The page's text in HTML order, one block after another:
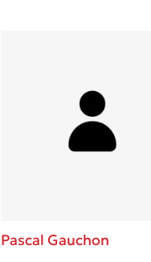
Pascal Gauchon